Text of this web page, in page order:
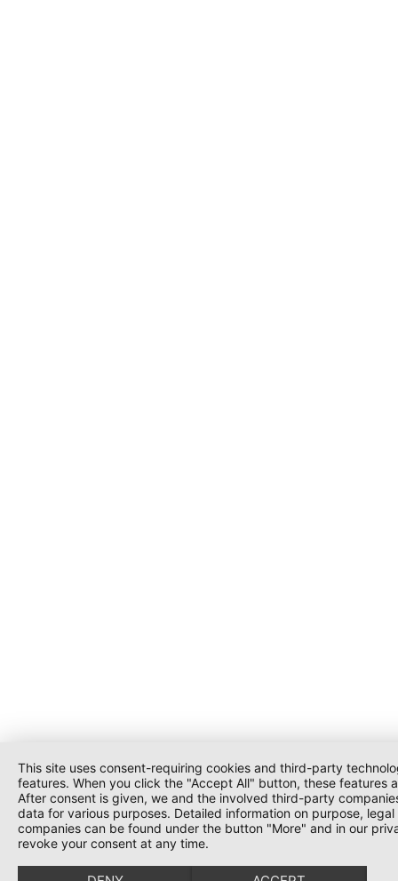
This site uses consent-requiring cookies and third-party
features. When you click the "Accept All" button, these features
After consent is given, we and the involved third-party
data for various purposes. Detailed information on purpose,
companies can be found under the button "More" and in our
revoke your consent at any time.